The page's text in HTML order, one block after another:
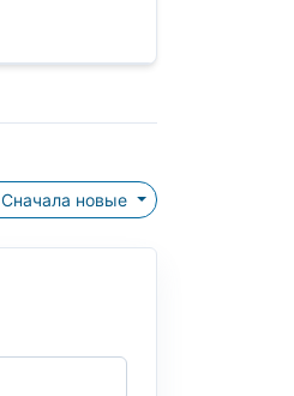
Сортировка: Сначала новые